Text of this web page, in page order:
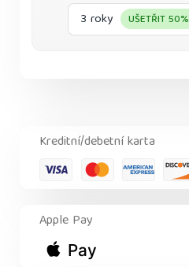
Kreditní/debetní karta
Apple Pay
3 roky UŠETŘIT 50%